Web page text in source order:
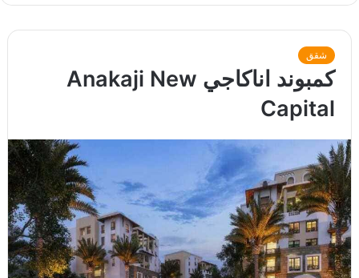
شقق
كمبوند اناكاجي Anakaji New
Capital